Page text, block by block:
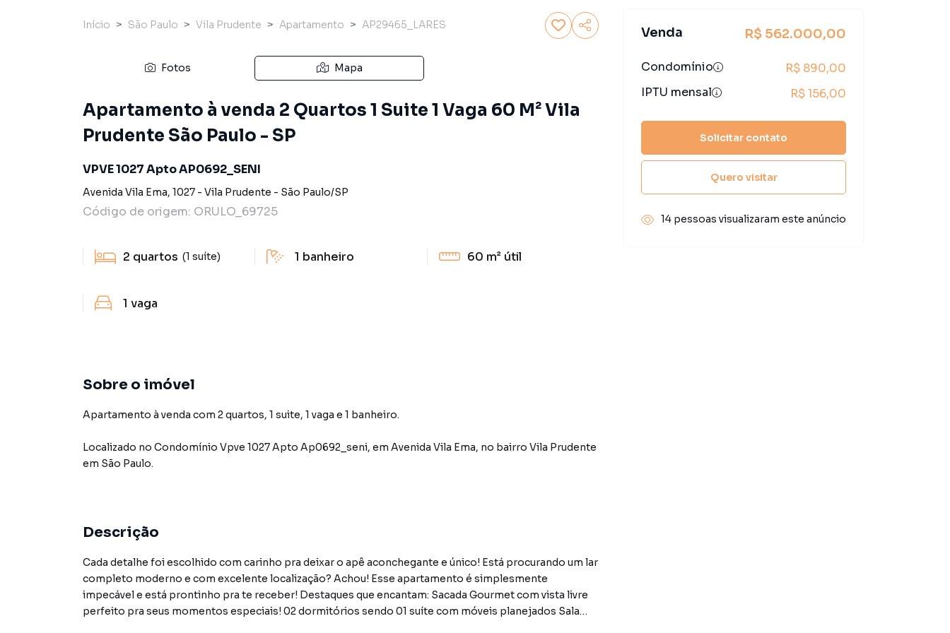
Início São Paulo Vila Prudente Apartamento AP29465_LARES
Fotos Mapa
Apartamento à venda 2 Quartos 1 Suite 1 Vaga 60 M² Vila
Prudente São Paulo - SP
VPVE 1027 Apto AP0692_SENI
Avenida Vila Ema, 1027 - Vila Prudente - São Paulo/SP
Código de origem: ORULO_69725
2 quartos (1 suíte) 1 banheiro 60 m² útil
1 vaga
Sobre o imóvel
Apartamento à venda com 2 quartos, 1 suite, 1 vaga e 1 banheiro.
Localizado no Condomínio Vpve 1027 Apto Ap0692_seni, em Avenida Vila Ema, no bairro Vila Prudente
em São Paulo.
Descrição
Cada detalhe foi escolhido com carinho pra deixar o apê aconchegante e único! Está procurando um lar
completo moderno e com excelente localização? Achou! Esse apartamento é simplesmente
impecável e está prontinho pra te receber! Destaques que encantam: Sacada Gourmet com vista livre
perfeito pra seus momentos especiais! 02 dormitórios sendo 01 suíte com móveis planejados Sala
Venda R$ 562.000,00
Condomínio
R$ 890,00
IPTU mensal
R$ 156,00
Solicitar contato
Quero visitar
14 pessoas visualizaram este anúncio